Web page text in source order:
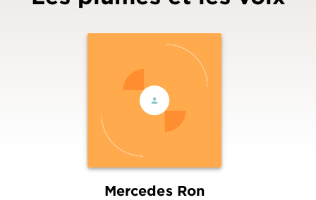
Mercedes Ron